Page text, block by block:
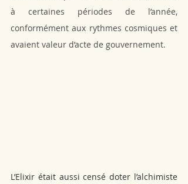
à certaines périodes de l’année,
conformément aux rythmes cosmiques et
avaient valeur d’acte de gouvernement.
L’Elixir était aussi censé doter l’alchimiste